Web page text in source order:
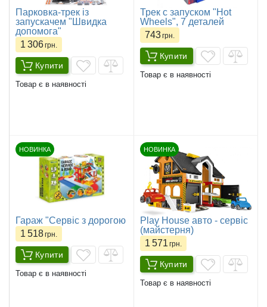
Парковка-трек із
запускачем "Швидка
допомога"
1 306грн.
Купити
Товар є в наявності
Трек c запуском "Hot
Wheels", 7 деталей
743грн.
Купити
Товар є в наявності
НОВИНКА
Гараж "Сервіс з дорогою
1 518грн.
Купити
Товар є в наявності
НОВИНКА
Play House авто - сервіс
(майстерня)
1 571грн.
Купити
Товар є в наявності